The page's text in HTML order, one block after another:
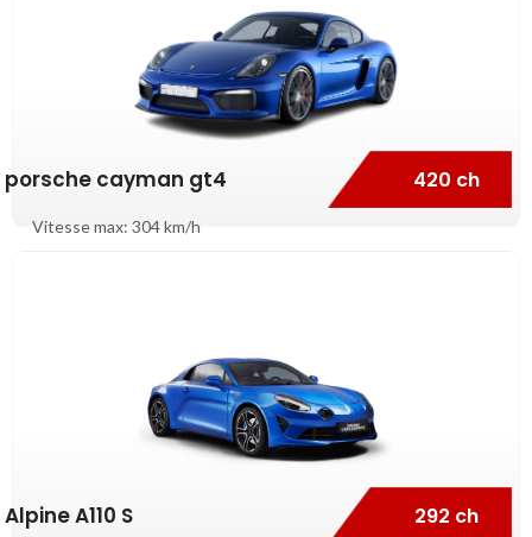
porsche cayman gt4 420 ch
Vitesse max: 304 km/h
Alpine A110 S 292 ch